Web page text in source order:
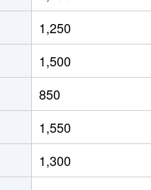
1,250
1,500
850
1,550
1,300